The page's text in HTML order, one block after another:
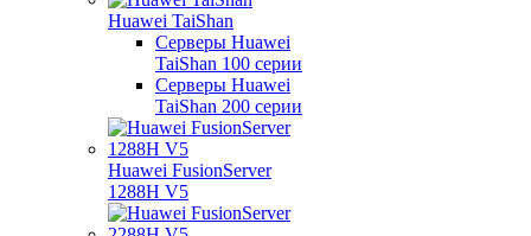
Huawei TaiShan
Серверы Huawei
TaiShan 100 серии
Серверы Huawei
TaiShan 200 серии
Huawei FusionServer
1288H V5